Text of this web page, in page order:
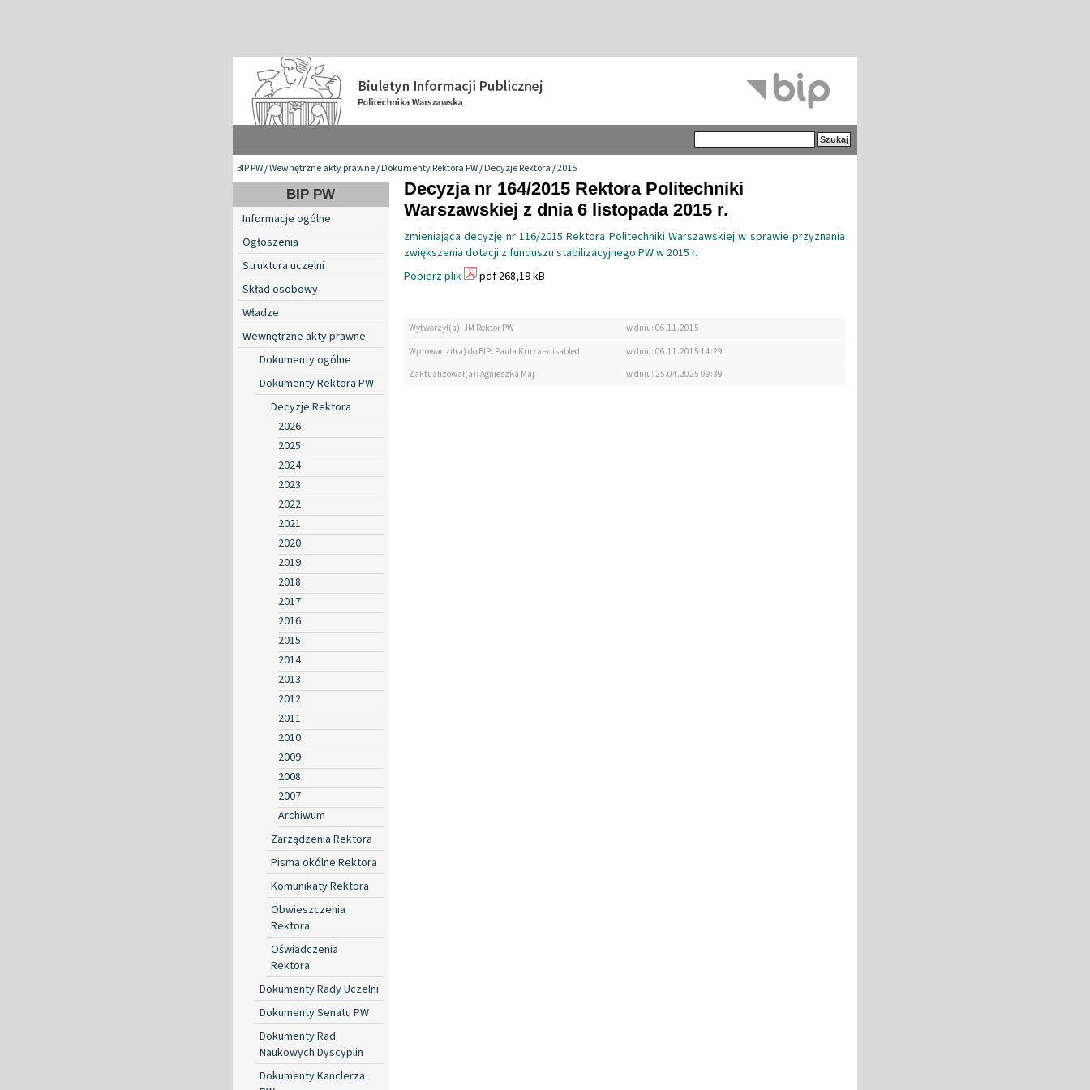
BIP PW/Wewnętrzne akty prawne/Dokumenty Rektora PW/Decyzje Rektora/2015
BIP PW
Informacje ogólne
Ogłoszenia
Struktura uczelni
Skład osobowy
Władze
Wewnętrzne akty prawne
Dokumenty ogólne
Dokumenty Rektora PW
Decyzje Rektora
2026
2025
2024
2023
2022
2021
2020
2019
2018
2017
2016
2015
2014
2013
2012
2011
2010
2009
2008
2007
Archiwum
Zarządzenia Rektora
Pisma okólne Rektora
Komunikaty Rektora
Obwieszczenia
Rektora
Oświadczenia
Rektora
Dokumenty Rady Uczelni
Dokumenty Senatu PW
Dokumenty Rad
Naukowych Dyscyplin
Dokumenty Kanclerza
Decyzja nr 164/2015 Rektora Politechniki
Warszawskiej z dnia 6 listopada 2015 r.
zmieniająca decyzję nr 116/2015 Rektora Politechniki Warszawskiej w sprawie przyznania
zwiększenia dotacji z funduszu stabilizacyjnego PW w 2015 r.
Pobierz plik
pdf 268,19 kB
Wytworzył(a): JM Rektor PW
w dniu: 06.11.2015
Wprowadził(a) do BIP: Paula Kruza - disabled
w dniu: 06.11.2015 14:29
Zaktualizował(a): Agnieszka Maj
w dniu: 25.04.2025 09:39